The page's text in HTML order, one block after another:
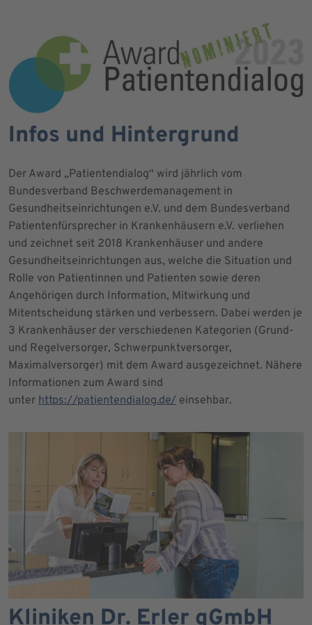
Infos und Hintergrund
Der Award „Patientendialog“ wird jährlich vom
Bundesverband Beschwerdemanagement in
Gesundheitseinrichtungen e.V. und dem Bundesverband
Patientenfürsprecher in Krankenhäusern e.V. verliehen
und zeichnet seit 2018 Krankenhäuser und andere
Gesundheitseinrichtungen aus, welche die Situation und
Rolle von Patientinnen und Patienten sowie deren
Angehörigen durch Information, Mitwirkung und
Mitentscheidung stärken und verbessern. Dabei werden je
3 Krankenhäuser der verschiedenen Kategorien (Grund-
und Regelversorger, Schwerpunktversorger,
Maximalversorger) mit dem Award ausgezeichnet. Nähere
Informationen zum Award sind
unter https://patientendialog.de/ einsehbar.
Kliniken Dr. Erler gGmbH